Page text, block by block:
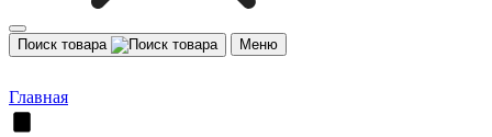
Поиск товара Меню
Главная